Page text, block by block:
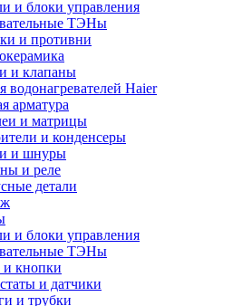
и блоки управления
ТЭНы
и противни
и клапаны
водонагревателей Haier
арматура
и матрицы
и конденсеры
и шнуры
и реле
детали
и блоки управления
ТЭНы
и кнопки
и датчики
и трубки